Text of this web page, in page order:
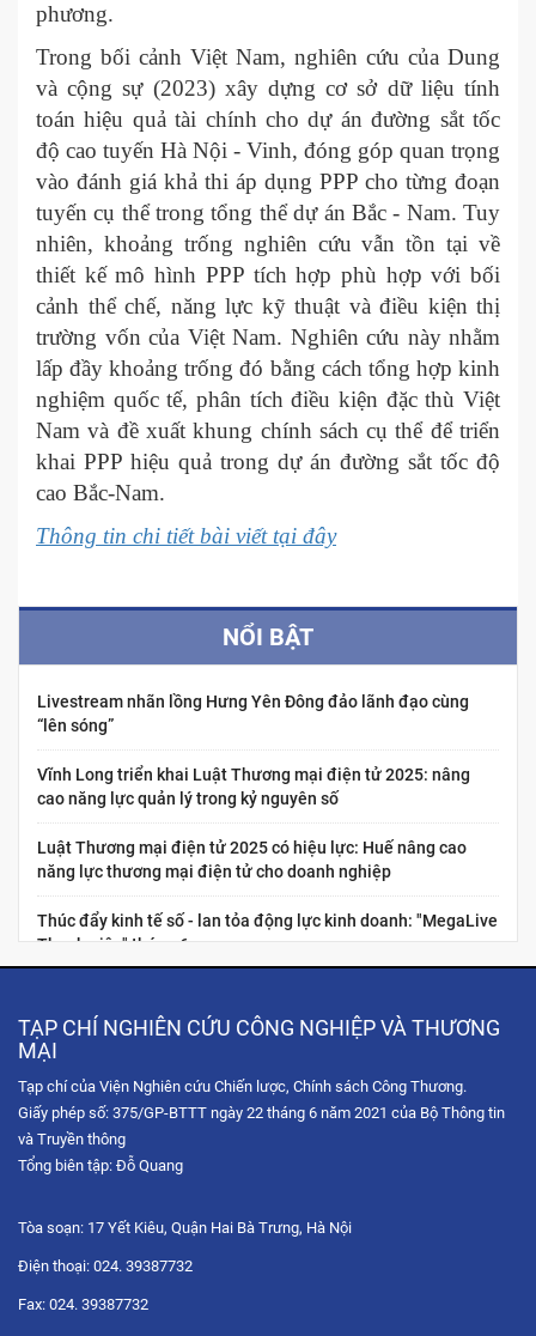
phương. ​
Trong bối cảnh Việt Nam, nghiên cứu của Dung
và cộng sự (2023) xây dựng cơ sở dữ liệu tính
toán hiệu quả tài chính cho dự án đường sắt tốc
độ cao tuyến Hà Nội - Vinh, đóng góp quan trọng
vào đánh giá khả thi áp dụng PPP cho từng đoạn
tuyến cụ thể trong tổng thể dự án Bắc - Nam. Tuy
nhiên, khoảng trống nghiên cứu vẫn tồn tại về
thiết kế mô hình PPP tích hợp phù hợp với bối
cảnh thể chế, năng lực kỹ thuật và điều kiện thị
trường vốn của Việt Nam. Nghiên cứu này nhằm
lấp đầy khoảng trống đó bằng cách tổng hợp kinh
nghiệm quốc tế, phân tích điều kiện đặc thù Việt
Nam và đề xuất khung chính sách cụ thể để triển
khai PPP hiệu quả trong dự án đường sắt tốc độ
cao Bắc-Nam. ​
Thông tin chi tiết bài viết tại đây
NỔI BẬT
Livestream nhãn lồng Hưng Yên Đông đảo lãnh đạo cùng
“lên sóng”
Vĩnh Long triển khai Luật Thương mại điện tử 2025: nâng
cao năng lực quản lý trong kỷ nguyên số
Luật Thương mại điện tử 2025 có hiệu lực: Huế nâng cao
năng lực thương mại điện tử cho doanh nghiệp
Thúc đẩy kinh tế số - lan tỏa động lực kinh doanh: "MegaLive
Thanh niên" tháng 6
khởi nghiệp số cho giới trẻ
Nâng cao năng lực kinh tế số cho thanh niên Việt Nam:
“Chuẩn hóa năng lực nghề nghiệp cho nhà sáng tạo nội dung
thương...
Hội chợ Hùng Vương 2026: Trải nghiệm không gian mua sắm
Tọa đàm trực tuyến: Chiến lược phát triển thị trường Hoa Kỳ
trong bối cảnh xung đột thương mại và sự gia tăng...
Diễn đàn Chuyển đổi số ngành Công Thương 2025: Công
TẠP CHÍ NGHIÊN CỨU CÔNG NGHIỆP VÀ THƯƠNG
MẠI
Tạp chí của Viện Nghiên cứu Chiến lược, Chính sách Công Thương.
Giấy phép số: 375/GP-BTTT ngày 22 tháng 6 năm 2021 của Bộ Thông tin
và Truyền thông
Tổng biên tập: Đỗ Quang
Tòa soạn: 17 Yết Kiêu, Quận Hai Bà Trưng, Hà Nội
Điện thoại: 024. 39387732
Fax: 024. 39387732